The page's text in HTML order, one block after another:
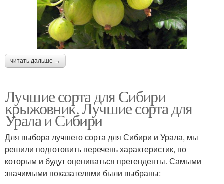
читать дальше →
Лучшие сорта для Сибири
крыжовник. Лучшие сорта для
Урала и Сибири
Для выбора лучшего сорта для Сибири и Урала, мы
решили подготовить перечень характеристик, по
которым и будут оцениваться претенденты. Самыми
значимыми показателями были выбраны: